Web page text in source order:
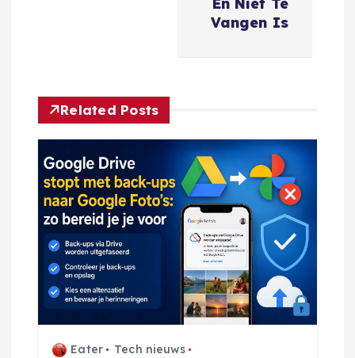
a
v
g
En Niet Te
Vangen Is
Related Posts
Eater
Tech nieuws